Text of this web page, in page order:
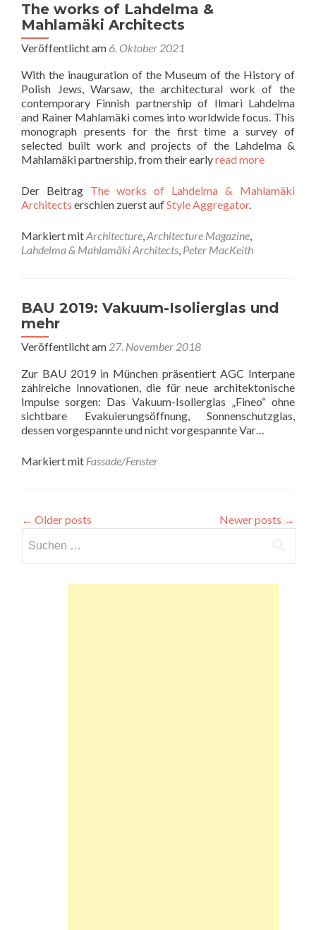
The works of Lahdelma &
Mahlamäki Architects
Veröffentlicht am 6. Oktober 2021
With the inauguration of the Museum of the History of
Polish Jews, Warsaw, the architectural work of the
contemporary Finnish partnership of Ilmari Lahdelma
and Rainer Mahlamäki comes into worldwide focus. This
monograph presents for the first time a survey of
selected built work and projects of the Lahdelma &
Mahlamäki partnership, from their earlyread more
Der Beitrag The works of Lahdelma & Mahlamäki
Architects erschien zuerst aufStyle Aggregator.
Markiert mitArchitecture,Architecture Magazine,
Lahdelma & Mahlamäki Architects, Peter MacKeith
BAU 2019: Vakuum-Isolierglas und
mehr
Veröffentlicht am 27. November 2018
Zur BAU 2019 in München präsentiert AGC Interpane
zahlreiche Innovationen, die für neue architektonische
Impulse sorgen: Das Vakuum-Isolierglas „Fineo“ ohne
sichtbare Evakuierungsöffnung, Sonnenschutzglas,
dessen vorgespannte und nicht vorgespannte Var…
Markiert mit Fassade/Fenster
← Older posts Newer posts →
nach: